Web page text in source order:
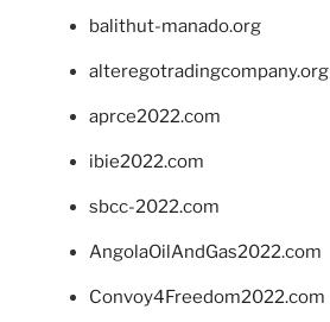
balithut-manado.org
alteregotradingcompany.org
aprce2022.com
ibie2022.com
sbcc-2022.com
AngolaOilAndGas2022.com
Convoy4Freedom2022.com